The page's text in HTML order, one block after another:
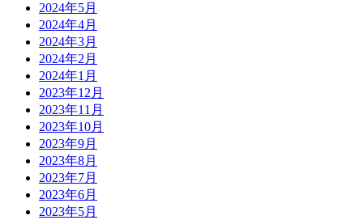
2024年5月
2024年4月
2024年3月
2024年2月
2024年1月
2023年12月
2023年11月
2023年10月
2023年9月
2023年8月
2023年7月
2023年6月
2023年5月